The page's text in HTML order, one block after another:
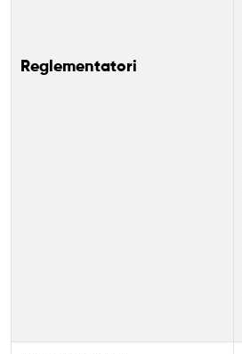
Reglementatori